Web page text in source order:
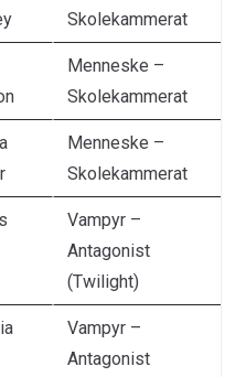
Skolekammerat
Menneske –
Skolekammerat
Menneske –
Skolekammerat
Vampyr –
Antagonist
(Twilight)
Vampyr –
Antagonist